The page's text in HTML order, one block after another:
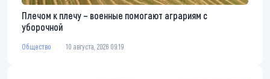
Плечом к плечу – военные помогают аграриям с
уборочной
Общество 10 августа, 2026 09:19